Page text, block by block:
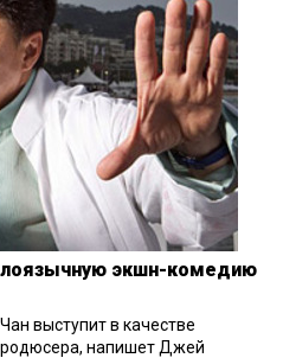
экшн-комедию
выступит в качестве
напишет Джей